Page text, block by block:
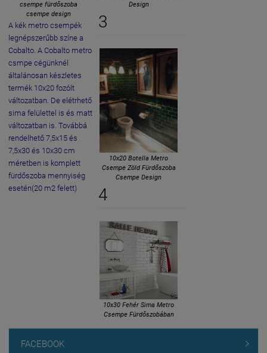
csempe fürdőszoba
csempe design
A kék metro csempék
legnépszerűbb színe a
Cobalto. A Cobalto metro
csmpe cégünknél
általánosan készletes
termék 10x20 fozólt
változatban. De elétrhető
sima felülettel is és matt
változatban is. Továbbá
rendelhető 7,5x15 és
7,5x30 és 10x30 cm
méretben is komplett
fürdőszoba mennyiség
esetén(20 m2 felett)
Design
3
10x20 Botella Metro
Csempe Zöld Fürdőszoba
Csempe Design
4
10x30 Fehér Sima Metro
Csempe Fürdőszobában
FACEBOOK 